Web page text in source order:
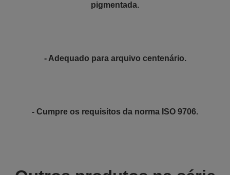
pigmentada.
- Adequado para arquivo centenário.
- Cumpre os requisitos da norma ISO 9706.